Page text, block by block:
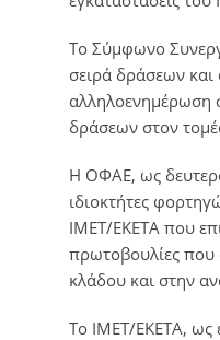
Το Σύμφωνο
σειρά δράσεων
αλληλοενημέρωση
δράσεων στον
Η ΟΦΑΕ, ως
ιδιοκτήτες
ΙΜΕΤ/ΕΚΕΤΑ που
πρωτοβουλίες που
κλάδου και στην
Το ΙΜΕΤ/ΕΚΕΤΑ, ως